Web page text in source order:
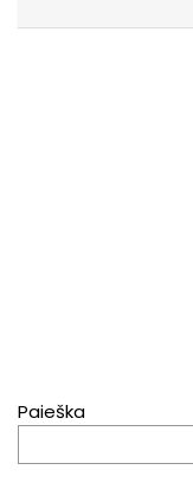
Paieška